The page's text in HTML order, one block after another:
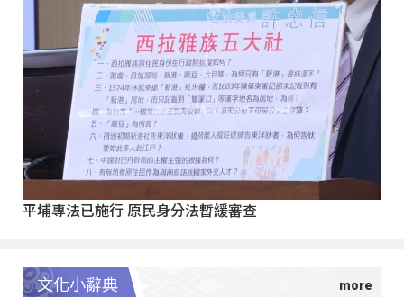
平埔專法已施行 原民身分法暫緩審查
文化小辭典